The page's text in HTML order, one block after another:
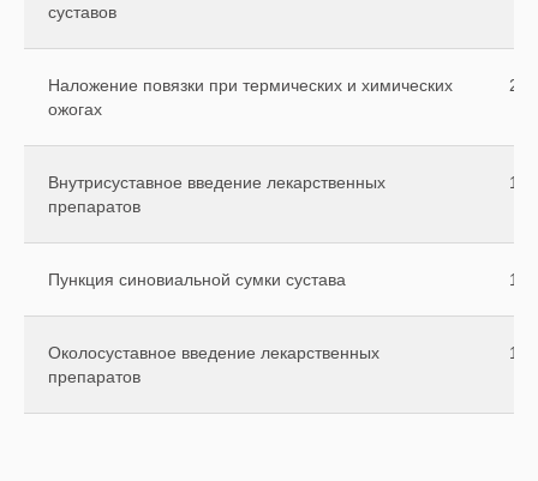
суставов
Наложение повязки при термических и химических
ожогах
Внутрисуставное введение лекарственных
препаратов
Пункция синовиальной сумки сустава
Околосуставное введение лекарственных
препаратов